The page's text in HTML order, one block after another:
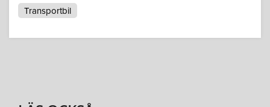
Transportbil